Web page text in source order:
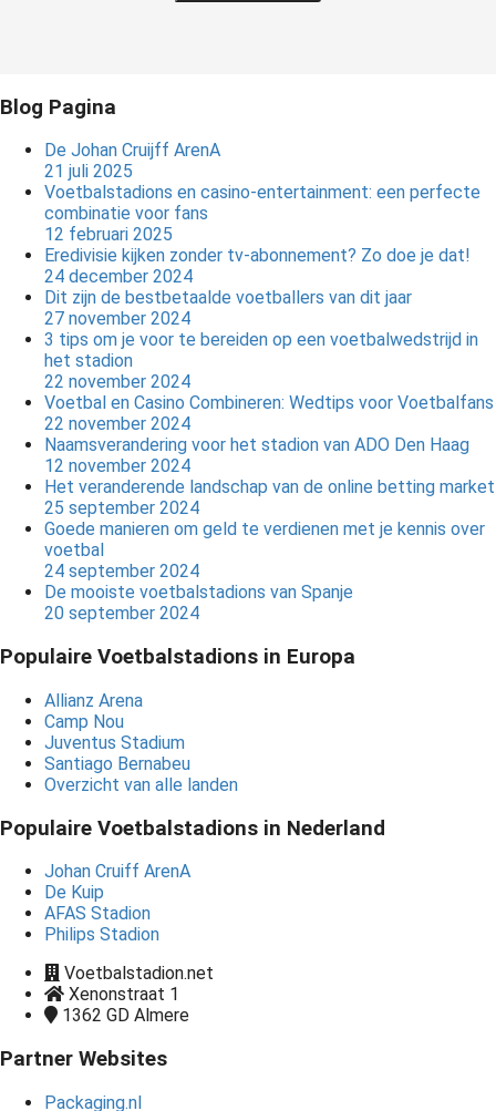
Blog Pagina
De Johan Cruijff ArenA
21 juli 2025
Voetbalstadions en casino-entertainment: een perfecte
combinatie voor fans
12 februari 2025
Eredivisie kijken zonder tv-abonnement? Zo doe je dat!
24 december 2024
Dit zijn de bestbetaalde voetballers van dit jaar
27 november 2024
3 tips om je voor te bereiden op een voetbalwedstrijd in
het stadion
22 november 2024
Voetbal en Casino Combineren: Wedtips voor Voetbalfans
22 november 2024
Naamsverandering voor het stadion van ADO Den Haag
12 november 2024
Het veranderende landschap van de online betting market
25 september 2024
Goede manieren om geld te verdienen met je kennis over
voetbal
24 september 2024
De mooiste voetbalstadions van Spanje
20 september 2024
Populaire Voetbalstadions in Europa
Allianz Arena
Camp Nou
Juventus Stadium
Santiago Bernabeu
Overzicht van alle landen
Populaire Voetbalstadions in Nederland
Johan Cruiff ArenA
De Kuip
AFAS Stadion
Philips Stadion
Voetbalstadion.net
Xenonstraat 1
1362 GD Almere
Partner Websites
Packaging.nl